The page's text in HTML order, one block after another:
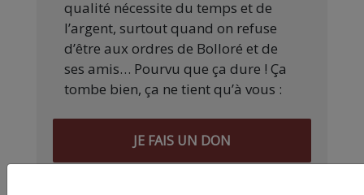
qualité nécessite du temps et de
l’argent, surtout quand on refuse
d’être aux ordres de Bolloré et de
ses amis… Pourvu que ça dure ! Ça
tombe bien, ça ne tient qu’à vous :
JE FAIS UN DON